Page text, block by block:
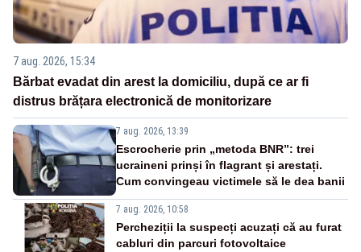
7 aug. 2026, 15:34
Bărbat evadat din arest la domiciliu, după ce ar fi
distrus brățara electronică de monitorizare
7 aug. 2026, 13:39
Escrocherie prin „metoda BNR”: trei
ucraineni prinși în flagrant și arestați.
Cum convingeau victimele să le dea banii
7 aug. 2026, 10:58
Percheziții la suspecți acuzați că au furat
cabluri din parcuri fotovoltaice